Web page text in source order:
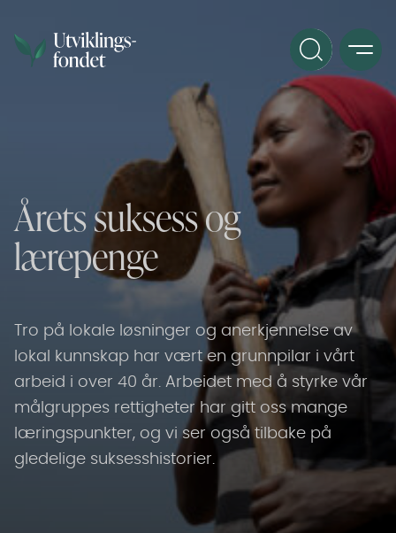
Årets suksess og
lærepenge
Tro på lokale løsninger og anerkjennelse av
lokal kunnskap har vært en grunnpilar i vårt
arbeid i over 40 år. Arbeidet med å styrke vår
målgruppes rettigheter har gitt oss mange
læringspunkter, og vi ser også tilbake på
gledelige suksesshistorier.